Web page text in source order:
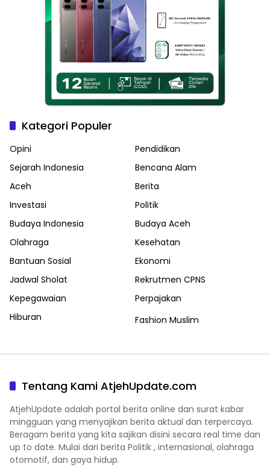
Kategori Populer
Opini
Pendidikan
Sejarah Indonesia
Bencana Alam
Aceh
Berita
Investasi
Politik
Budaya Indonesia
Budaya Aceh
Olahraga
Kesehatan
Bantuan Sosial
Ekonomi
Jadwal Sholat
Rekrutmen CPNS
Kepegawaian
Perpajakan
Hiburan
Fashion Muslim
Tentang Kami AtjehUpdate.com
AtjehUpdate adalah portal berita online dan surat kabar
mingguan yang menyajikan berita aktual dan terpercaya.
Beragam berita yang kita sajikan disini secara real time dan
up to date. Mulai dari berita Politik , internasional, olahraga
otomotif, dan gaya hidup.